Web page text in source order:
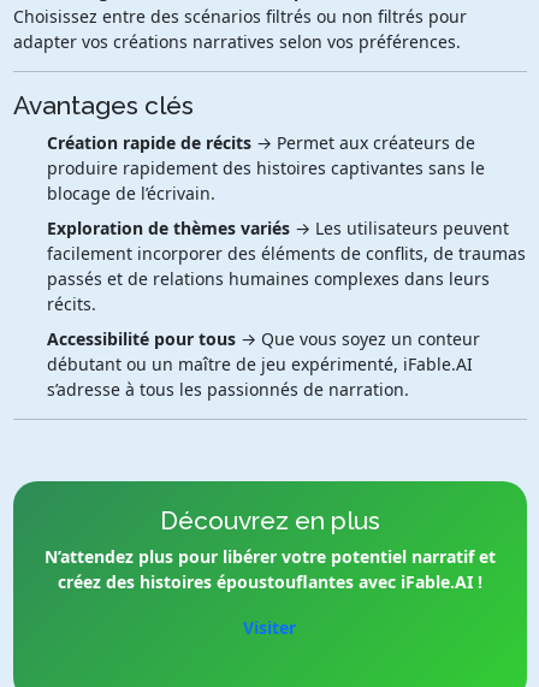
Choisissez entre des scénarios filtrés ou non filtrés pour
adapter vos créations narratives selon vos préférences.
Avantages clés
Création rapide de récits→ Permet aux créateurs de
produire rapidement des histoires captivantes sans le
blocage de l’écrivain.
Exploration de thèmes variés→ Les utilisateurs peuvent
facilement incorporer des éléments de conflits, de traumas
passés et de relations humaines complexes dans leurs
récits.
Accessibilité pour tous→ Que vous soyez un conteur
débutant ou un maître de jeu expérimenté, iFable.AI
s’adresse à tous les passionnés de narration.
Découvrez en plus
N’attendez plus pour libérer votre potentiel narratif et
créez des histoires époustouflantes avec iFable.AI !
Visiter